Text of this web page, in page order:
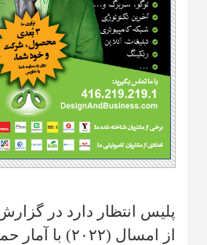
پلیس انتظار دارد در
از امسال (۲۰۲۲)